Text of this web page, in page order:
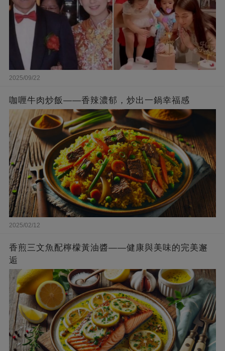
2025/09/22
咖喱牛肉炒飯——香辣濃郁，炒出一鍋幸福感
2025/02/12
香煎三文魚配檸檬黃油醬——健康與美味的完美邂
逅